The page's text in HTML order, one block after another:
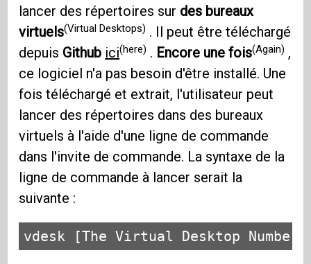
lancer des répertoires sur des bureaux
virtuels(Virtual Desktops) . Il peut être téléchargé
depuis Github ici(here) . Encore une fois(Again) ,
ce logiciel n'a pas besoin d'être installé. Une
fois téléchargé et extrait, l'utilisateur peut
lancer des répertoires dans des bureaux
virtuels à l'aide d'une ligne de commande
dans l'invite de commande. La syntaxe de la
ligne de commande à lancer serait la
suivante :
vdesk [The Virtual Desktop